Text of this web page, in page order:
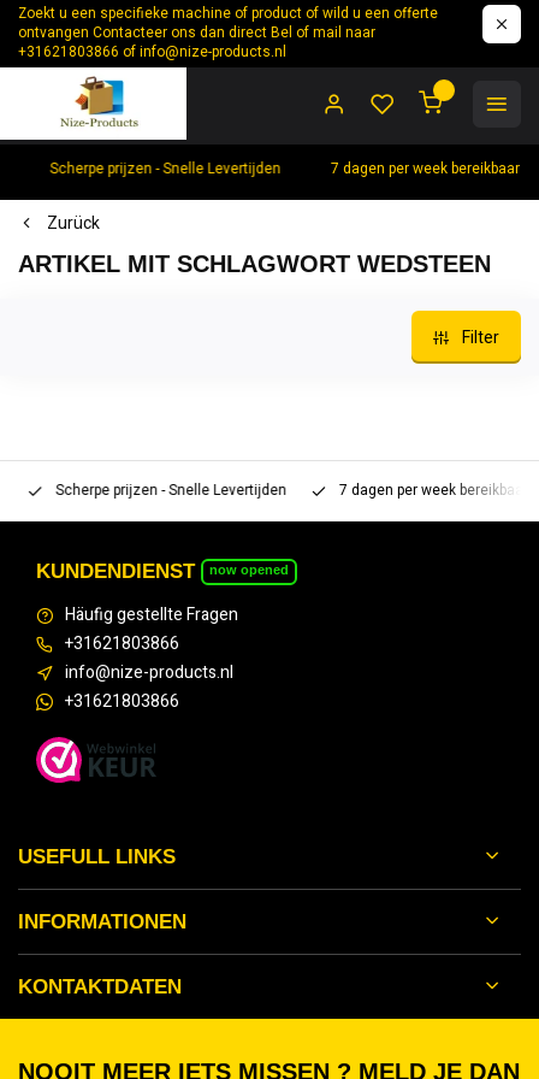
Zoekt u een specifieke machine of product of wild u een offerte
ontvangen Contacteer ons dan direct Bel of mail naar
+31621803866 ofinfo@nize-products.nl
Scherpe prijzen - Snelle Levertijden 7 dagen per week bereikbaar
Zurück
ARTIKEL MIT SCHLAGWORT WEDSTEEN
Filter
Scherpe prijzen - Snelle Levertijden 7 dagen per week bereikbaar
KUNDENDIENST now opened
Häufig gestellte Fragen
+31621803866
info@nize-products.nl
+31621803866
USEFULL LINKS
INFORMATIONEN
KONTAKTDATEN
NOOIT MEER IETS MISSEN ? MELD JE DAN